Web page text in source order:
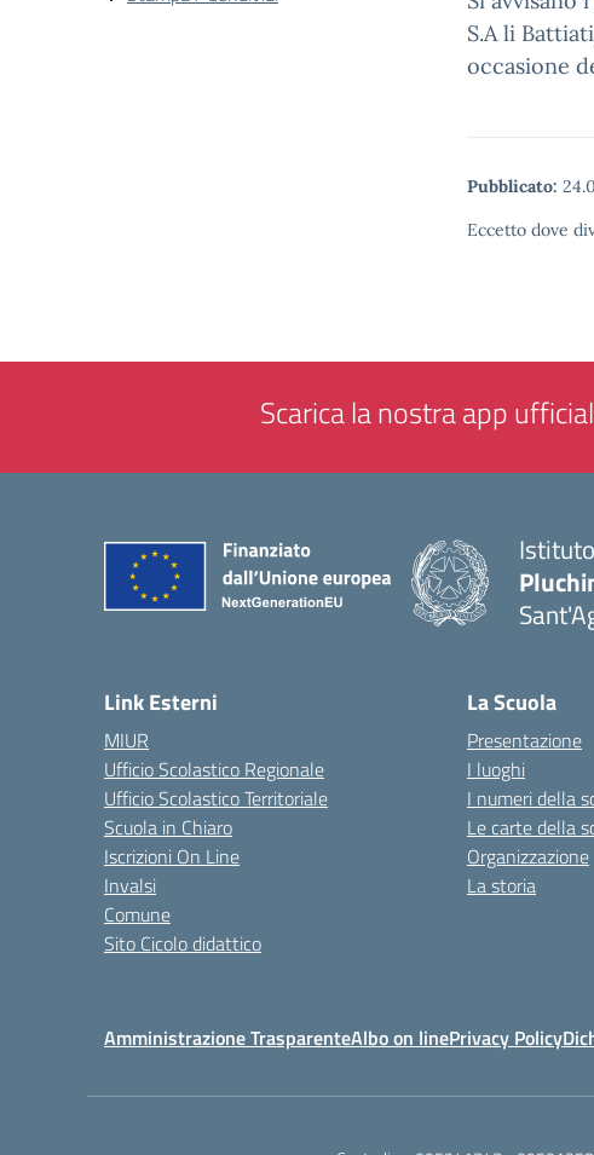
S.A li
occasione
Pubblicato:
Eccetto dove
Scarica la nostra app
Link Esterni
MIUR
Ufficio Scolastico Regionale
Ufficio Scolastico Territoriale
Scuola in Chiaro
Iscrizioni On Line
Invalsi
Comune
Sito Cicolo didattico
La Scuola
Presentazione
I luoghi
I numeri della
Le carte della
Organizzazione
La storia
Amministrazione TrasparenteAlbo on linePrivacy Policy